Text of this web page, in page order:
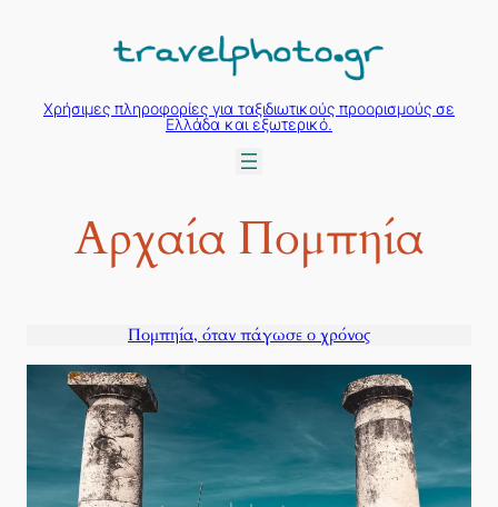
περιεχόμενο
Χρήσιμες πληροφορίες για ταξιδιωτικούς προορισμούς σε
Ελλάδα και εξωτερικό.
Αρχαία Πομπηία
Πομπηία, όταν πάγωσε ο χρόνος